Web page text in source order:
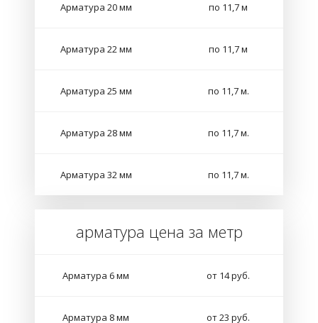
Арматура 20 мм по 11,7 м
Арматура 22 мм по 11,7 м
Арматура 25 мм по 11,7 м.
Арматура 28 мм по 11,7 м.
Арматура 32 мм по 11,7 м.
арматура цена за метр
Арматура 6 мм от 14 руб.
Арматура 8 мм от 23 руб.